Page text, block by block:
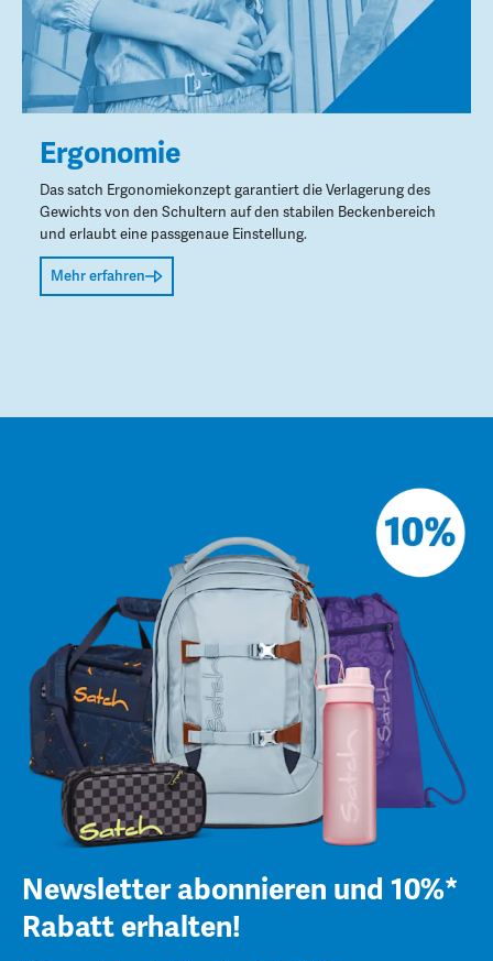
Ergonomie
Das satch Ergonomiekonzept garantiert die Verlagerung des
Gewichts von den Schultern auf den stabilen Beckenbereich
und erlaubt eine passgenaue Einstellung.
Mehr erfahren
Newsletter abonnieren und 10%*
Rabatt erhalten!